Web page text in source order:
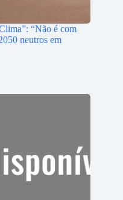
“Não é com
neutros em